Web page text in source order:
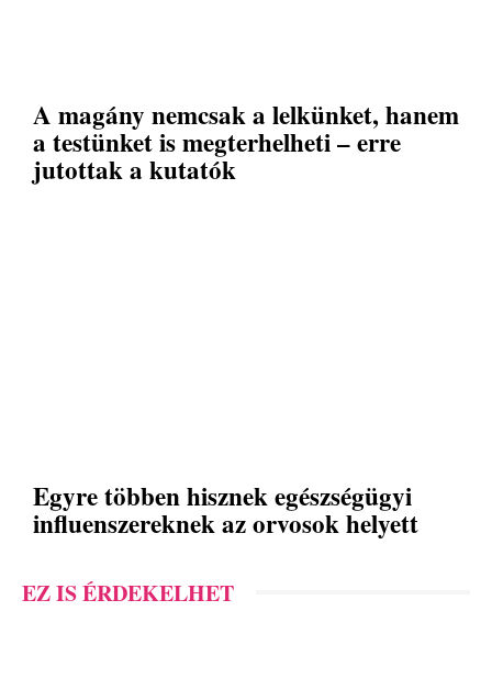
A magány nemcsak a lelkünket, hanem
a testünket is megterhelheti – erre
jutottak a kutatók
Egyre többen hisznek egészségügyi
influenszereknek az orvosok helyett
EZ IS ÉRDEKELHET